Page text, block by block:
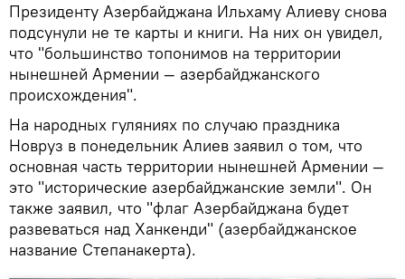
Президенту Азербайджана Ильхаму Алиеву снова
подсунули не те карты и книги. На них он увидел,
что "большинство топонимов на территории
нынешней Армении — азербайджанского
происхождения".
На народных гуляниях по случаю праздника
Новруз в понедельник Алиев заявил о том, что
основная часть территории нынешней Армении —
это "исторические азербайджанские земли". Он
также заявил, что "флаг Азербайджана будет
развеваться над Ханкенди" (азербайджанское
название Степанакерта).